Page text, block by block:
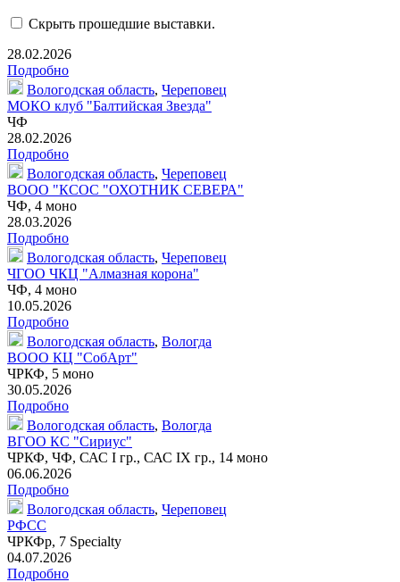
Скрыть прошедшие выставки.
28.02.2026
Подробно
Вологодская область, Череповец
МОКО клуб "Балтийская Звезда"
ЧФ
28.02.2026
Подробно
Вологодская область, Череповец
ВООО "КСОС "ОХОТНИК СЕВЕРА"
ЧФ, 4 моно
28.03.2026
Подробно
Вологодская область, Череповец
ЧГОО ЧКЦ "Алмазная корона"
ЧФ, 4 моно
10.05.2026
Подробно
Вологодская область, Вологда
ВООО КЦ "СобАрт"
ЧРКФ, 5 моно
30.05.2026
Подробно
Вологодская область, Вологда
ВГОО КС "Сириус"
ЧРКФ, ЧФ, САС I гр., САС IX гр., 14 моно
06.06.2026
Подробно
Вологодская область, Череповец
РФСС
ЧРКФр, 7 Specialty
04.07.2026
Подробно